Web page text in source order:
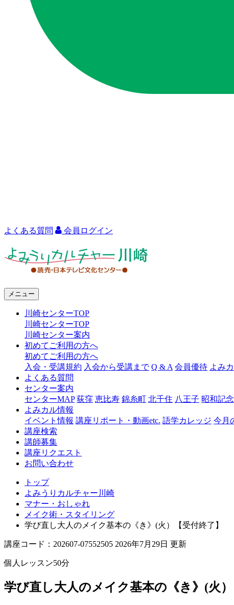
よくある質問 会員ログイン
ャ
川
崎
メニュー
川崎センターTOP
川崎センターTOP
川崎センター案内
初めてご利用の方へ
初めてご利用の方へ
入会・受講規約 入会から受講まで Q & A 会員優待 よみ
よくある質問
センター案内
センターMAP 荻窪 恵比寿 錦糸町 北千住 八王子 昭和記
よみカル情報
イベント情報 講座リポート・動画etc. 語学カレッジ 今月
講座検索
講師募集
講座リクエスト
お問い合わせ
トップ
よみうりカルチャー川崎
マナー・おしゃれ
メイク術・スタイリング
学び直し大人のメイク基本の《き》(火）【受付終了】
講座コード：202607-07552505 2026年7月29日 更新
個人レッスン50分
学び直し大人のメイク基本の《き》(火）